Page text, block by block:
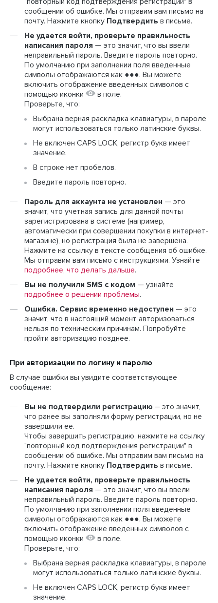
сообщении об ошибке. Мы отправим вам письмо на
почту. Нажмите кнопку Подтвердить в письме.
Не удается войти, проверьте правильность
написания пароля — это значит, что вы ввели
неправильный пароль. Введите пароль повторно.
По умолчанию при заполнении поля введенные
символы отображаются как ●●●. Вы можете
включить отображение введенных символов с
помощью иконки
в поле.
Проверьте, что:
Выбрана верная раскладка клавиатуры, в пароле
могут использоваться только латинские буквы.
Не включен CAPS LOCK, регистр букв имеет
значение.
В строке нет пробелов.
Введите пароль повторно.
Пароль для аккаунта не установлен — это
значит, что учетная запись для данной почты
зарегистрирована в системе (например,
автоматически при совершении покупки в интернет-
магазине), но регистрация была не завершена.
Нажмите на ссылку в тексте сообщения об ошибке.
Мы отправим вам письмо с инструкциями. Узнайте
подробнее, что делать дальше.
Вы не получили SMS с кодом — узнайте
подробнее о решении проблемы.
Ошибка. Сервис временно недоступен — это
значит, что в настоящий момент авторизоваться
нельзя по техническим причинам. Попробуйте
пройти авторизацию позднее.
При авторизации по логину и паролю
В случае ошибки вы увидите соответствующее
сообщение:
Вы не подтвердили регистрацию – это значит,
что ранее вы заполняли форму регистрации, но не
завершили ее.
Чтобы завершить регистрацию, нажмите на ссылку
"повторный код подтверждения регистрации" в
сообщении об ошибке. Мы отправим вам письмо на
почту. Нажмите кнопку Подтвердить в письме.
Не удается войти, проверьте правильность
написания пароля — это значит, что вы ввели
неправильный пароль. Введите пароль повторно.
По умолчанию при заполнении поля введенные
символы отображаются как ●●●. Вы можете
включить отображение введенных символов с
помощью иконки
в поле.
Проверьте, что:
Выбрана верная раскладка клавиатуры, в пароле
могут использоваться только латинские буквы.
Не включен CAPS LOCK, регистр букв имеет
значение.